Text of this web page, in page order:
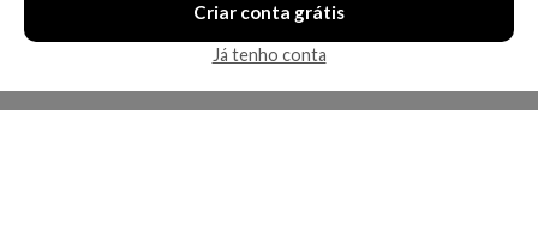
Criar conta grátis
Já tenho conta